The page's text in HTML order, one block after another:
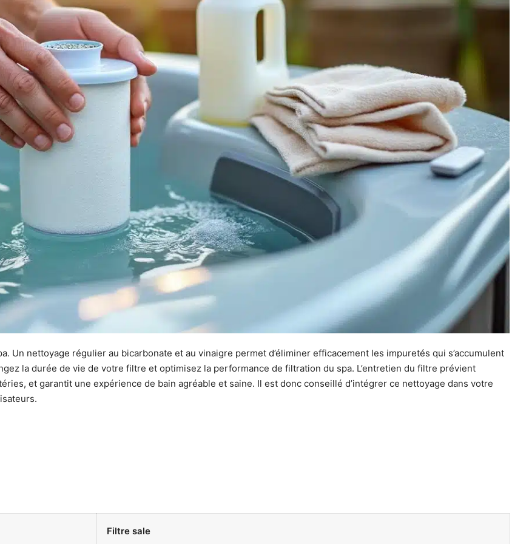
Un nettoyage régulier au bicarbonate et au vinaigre permet d’éliminer efficacement les impuretés qui s’accumulent
la durée de vie de votre filtre et optimisez la performance de filtration du spa. L’entretien du filtre prévient
et garantit une expérience de bain agréable et saine. Il est donc conseillé d’intégrer ce nettoyage dans votre
Filtre sale